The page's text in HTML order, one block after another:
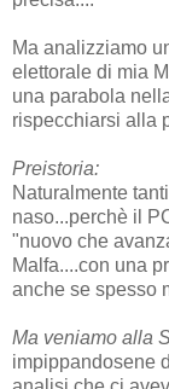
Ma analizziamo
elettorale di mia
una parabola
rispecchiarsi alla
Preistoria:
Naturalmente
naso...perchè il
"nuovo che
Malfa....con una
anche se spesso
Ma veniamo alla
impippandosene